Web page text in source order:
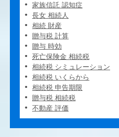
家族信託 認知症
長女 相続人
相続 財産
贈与税 計算
贈与 時効
死亡保険金 相続税
相続税 シミュレーション
相続税 いくらから
相続税 申告期限
贈与税 相続税
不動産 評価